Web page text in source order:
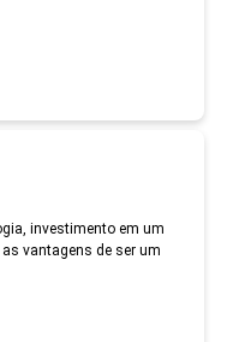
investimento em um
vantagens de ser um